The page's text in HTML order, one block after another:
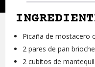
Picaña de mostacero
2 pares de pan brioche
2 cubitos de